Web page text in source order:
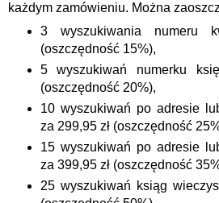
każdym zamówieniu. Można
3 wyszukiwania numeru
(oszczędność 15%),
5 wyszukiwań numerku
(oszczędność 20%),
10 wyszukiwań po adresie
za 299,95 zł (oszczędność
15 wyszukiwań po adresie
za 399,95 zł (oszczędność
25 wyszukiwań ksiąg